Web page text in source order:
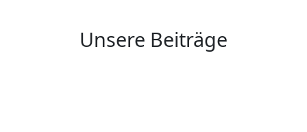
Unsere Beiträge